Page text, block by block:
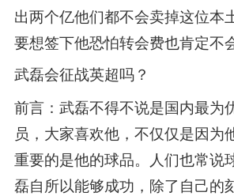
出两个亿他们都不会卖掉这位本
要想签下他恐怕转会费也肯定不
武磊会征战英超吗？
前言：武磊不得不说是国内最为
员，大家喜欢他，不仅仅是因为
重要的是他的球品。人们也常说
磊自所以能够成功，除了自己的